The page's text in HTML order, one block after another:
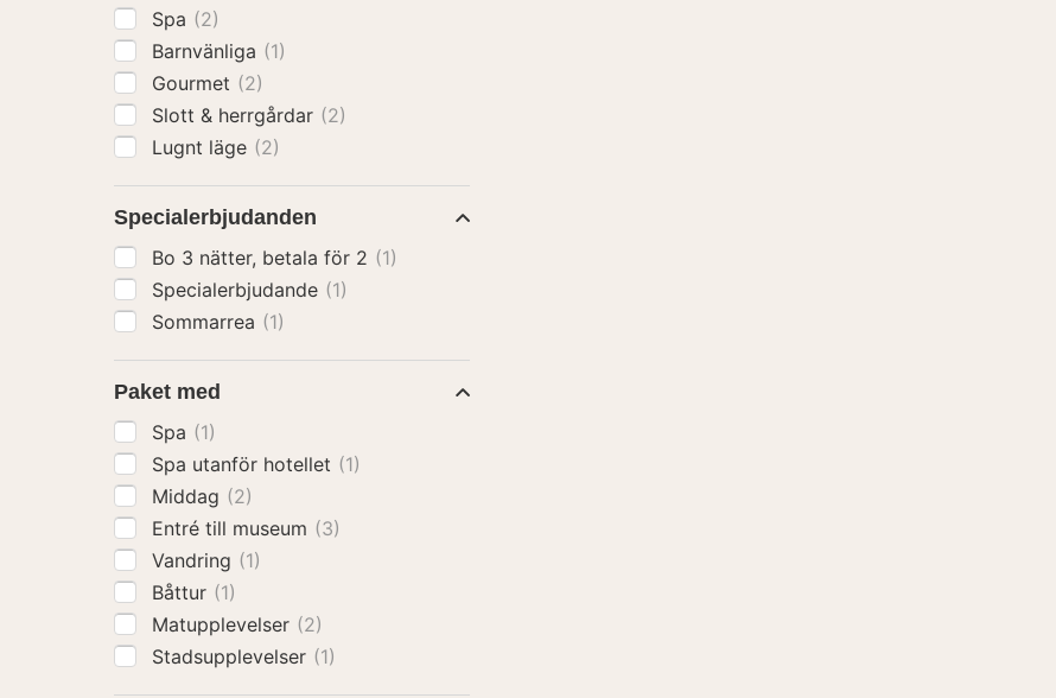
Spa (2)
Barnvänliga (1)
Gourmet (2)
Slott & herrgårdar (2)
Lugnt läge (2)
Specialerbjudanden
Bo 3 nätter, betala för 2 (1)
Specialerbjudande (1)
Sommarrea (1)
Paket med
Spa (1)
Spa utanför hotellet (1)
Middag (2)
Entré till museum (3)
Vandring (1)
Båttur (1)
Matupplevelser (2)
Stadsupplevelser (1)